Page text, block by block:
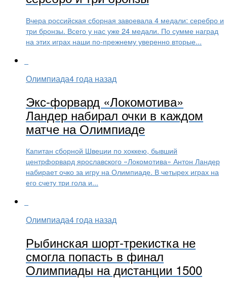
Вчера российская сборная завоевала 4 медали: серебро и
три бронзы. Всего у нас уже 24 медали. По сумме наград
на этих играх наши по-прежнему уверенно вторые...
Олимпиада4 года назад
Экс-форвард «Локомотива»
Ландер набирал очки в каждом
матче на Олимпиаде
Капитан сборной Швеции по хоккею, бывший
центрфорвард ярославского «Локомотива» Антон Ландер
набирает очко за игру на Олимпиаде. В четырех играх на
его счету три гола и...
Олимпиада4 года назад
Рыбинская шорт-трекистка не
смогла попасть в финал
Олимпиады на дистанции 1500